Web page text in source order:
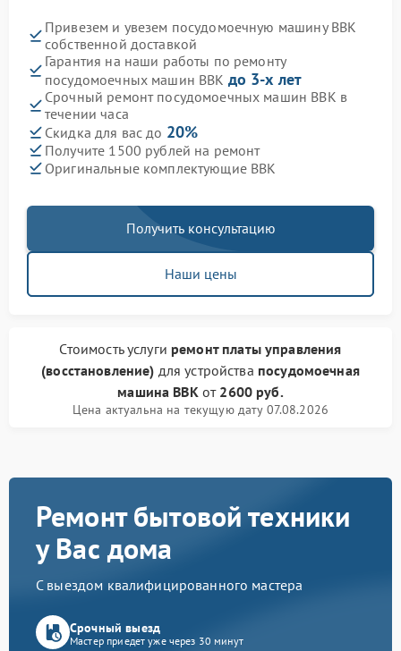
Привезем и увезем посудомоечную машину BBK
собственной доставкой
Гарантия на наши работы по ремонту
посудомоечных машин BBK до 3-х лет
Срочный ремонт посудомоечных машин BBK в
течении часа
Скидка для вас до 20%
Получите 1500 рублей на ремонт
Оригинальные комплектующие BBK
Получить консультацию
Наши цены
Стоимость услуги ремонт платы управления
(восстановление) для устройства посудомоечная
машина BBKот 2600 руб.
Цена актуальна на текущую дату 07.08.2026
Ремонт бытовой техники
у Вас дома
С выездом квалифицированного мастера
Срочный выезд
Мастер приедет уже через 30 минут